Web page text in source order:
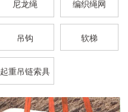
尼龙绳 编织绳网
吊钩 软梯
起重吊链索具